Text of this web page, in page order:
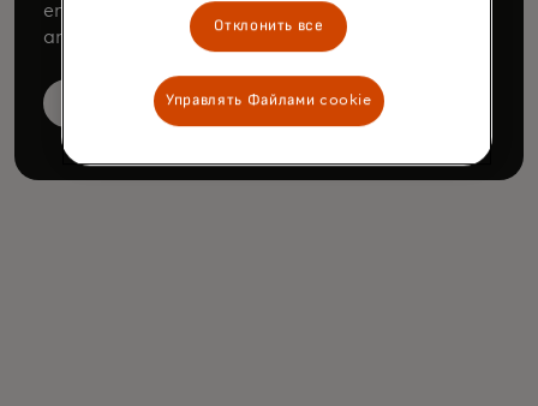
enhance your business through our products
and services.
Book a demo
Отклонить все
Управлять Файлами cookie